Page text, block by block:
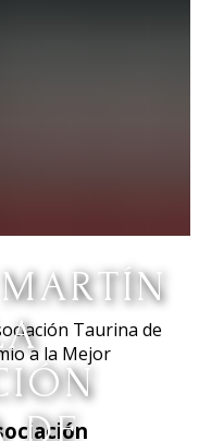
DE
Taurina de
a la Mejor